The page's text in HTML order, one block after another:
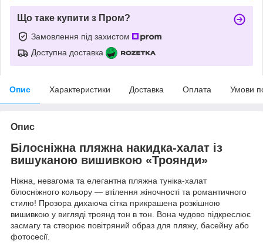
Що таке купити з Пром?
Замовлення під захистом
Доступна доставка
Опис Характеристики Доставка Оплата Умови
Опис
Білосніжна пляжна накидка-халат із
вишуканою вишивкою «Троянди»
Ніжна, невагома та елегантна пляжна туніка-халат
білосніжного кольору — втілення жіночності та романтичного
стилю! Прозора дихаюча сітка прикрашена розкішною
вишивкою у вигляді троянд тон в тон. Вона чудово підкреслює
засмагу та створює повітряний образ для пляжу, басейну або
фотосесії.